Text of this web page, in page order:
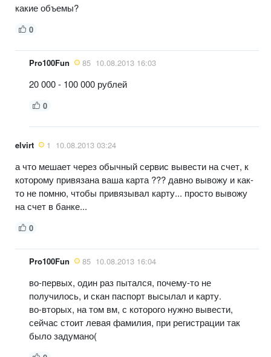
какие объемы?
0
Pro100Fun 85 10.08.2013 16:03
20 000 - 100 000 рублей
0
elvirt 1 10.08.2013 03:24
а что мешает через обычный сервис вывести на счет, к
которому привязана ваша карта ??? давно вывожу и как-
то не помню, чтобы привязывал карту... просто вывожу
на счет в банке...
0
Pro100Fun 85 10.08.2013 16:04
во-первых, один раз пытался, почему-то не
получилось, и скан паспорт высылал и карту.
во-вторых, на том вм, с которого нужно вывести,
сейчас стоит левая фамилия, при регистрации так
было задумано(